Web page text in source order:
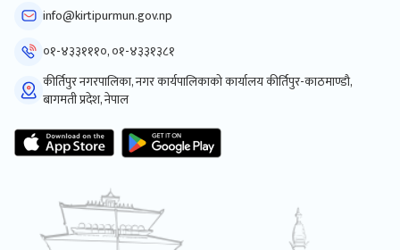
info@kirtipurmun.gov.np
०१-४३३१११०, ०१-४३३१३८१
कीर्तिपुर नगरपालिका, नगर कार्यपालिकाको कार्यालय कीर्तिपुर-काठमाण्डौ,
बागमती प्रदेश, नेपाल